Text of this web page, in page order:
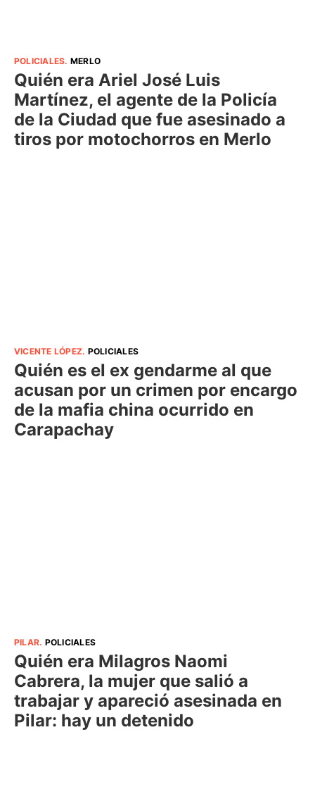
POLICIALES. MERLO
Quién era Ariel José Luis
Martínez, el agente de la Policía
de la Ciudad que fue asesinado a
tiros por motochorros en Merlo
VICENTE LÓPEZ. POLICIALES
Quién es el ex gendarme al que
acusan por un crimen por encargo
de la mafia china ocurrido en
Carapachay
PILAR. POLICIALES
Quién era Milagros Naomi
Cabrera, la mujer que salió a
trabajar y apareció asesinada en
Pilar: hay un detenido